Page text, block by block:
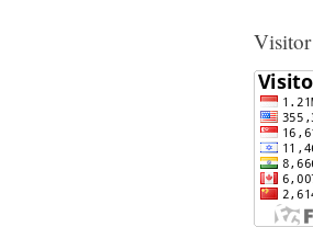
Visitor